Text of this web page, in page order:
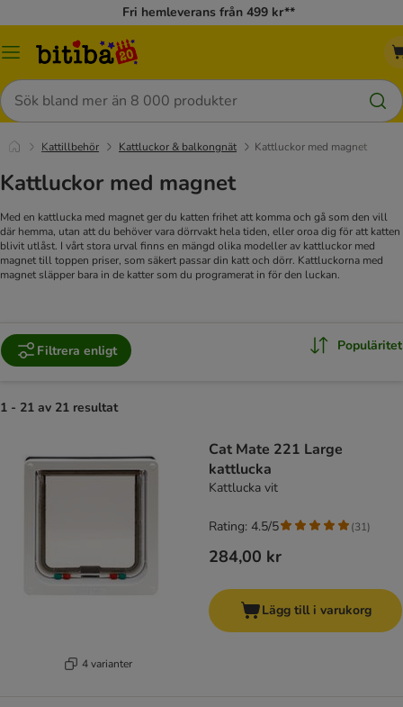
Fri hemleverans från 499 kr**
Meny
Sök
Kattillbehör Kattluckor & balkongnät Kattluckor med magnet
Kattluckor med magnet
Med en kattlucka med magnet ger du katten frihet att komma och gå som den vill
där hemma, utan att du behöver vara dörrvakt hela tiden, eller oroa dig för att katten
blivit utlåst. I vårt stora urval finns en mängd olika modeller av kattluckor med
magnet till toppen priser, som säkert passar din katt och dörr. Kattluckorna med
magnet släpper bara in de katter som du programerat in för den luckan.
Filtrera enligt Populäritet
1 - 21 av 21 resultat
4 varianter
Cat Mate 221 Large
kattlucka
Kattlucka vit
284,00 kr
Rating: 4.5/5 (31)
Lägg till i varukorg